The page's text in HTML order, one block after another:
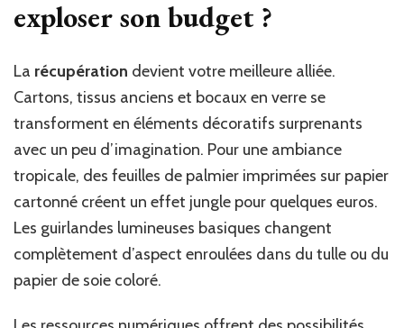
exploser son budget ?
La récupération devient votre meilleure alliée.
Cartons, tissus anciens et bocaux en verre se
transforment en éléments décoratifs surprenants
avec un peu d’imagination. Pour une ambiance
tropicale, des feuilles de palmier imprimées sur papier
cartonné créent un effet jungle pour quelques euros.
Les guirlandes lumineuses basiques changent
complètement d’aspect enroulées dans du tulle ou du
papier de soie coloré.